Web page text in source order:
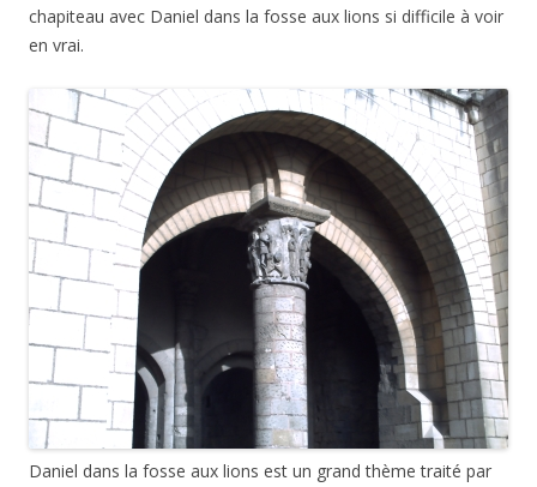
chapiteau avec Daniel dans la fosse aux lions si difficile à voir
en vrai.
Daniel dans la fosse aux lions est un grand thème traité par